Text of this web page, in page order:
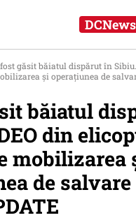
găsit băiatul dispărut în
și operațiunea de
băiatul
din
mobilizarea
de